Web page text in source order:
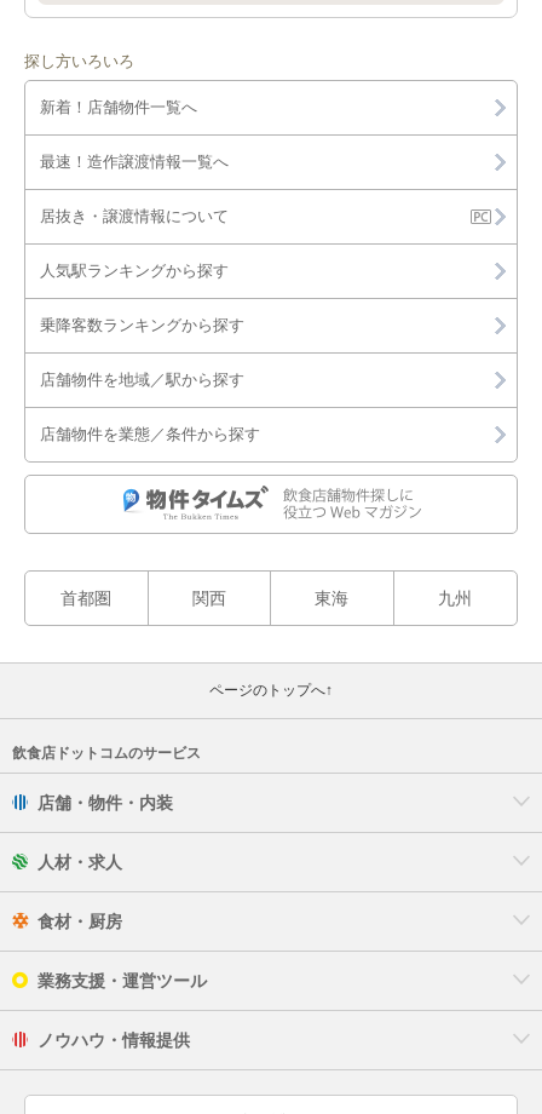
探し方いろいろ
新着！店舗物件一覧へ
最速！造作譲渡情報一覧へ
居抜き・譲渡情報について
人気駅ランキングから探す
乗降客数ランキングから探す
店舗物件を地域／駅から探す
店舗物件を業態／条件から探す
首都圏 関西 東海 九州
ページのトップへ↑
飲食店ドットコムのサービス
店舗・物件・内装
人材・求人
食材・厨房
業務支援・運営ツール
ノウハウ・情報提供